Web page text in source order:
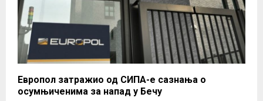
Европол затражио од СИПА-е сазнања о
осумњиченима за напад у Бечу